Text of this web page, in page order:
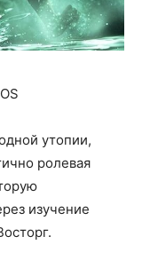
утопии,
ролевая
изучение